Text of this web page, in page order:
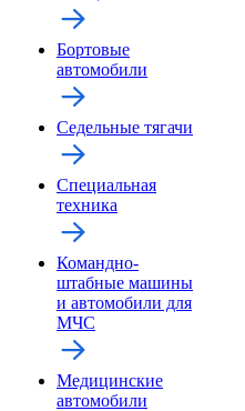
Бортовые
автомобили
Седельные тягачи
Специальная
техника
Командно-
штабные машины
и автомобили для
МЧС
Медицинские
автомобили